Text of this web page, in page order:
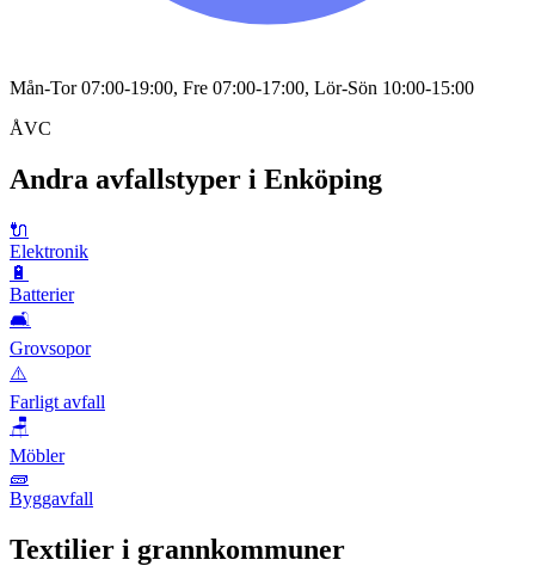
Mån-Tor 07:00-19:00, Fre 07:00-17:00, Lör-Sön 10:00-15:00
ÅVC
Andra avfallstyper i Enköping
🔌
Elektronik
🔋
Batterier
🛋️
Grovsopor
⚠️
Farligt avfall
🪑
Möbler
🧱
Byggavfall
Textilier i grannkommuner